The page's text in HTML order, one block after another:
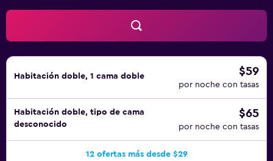
Habitación doble, 1 cama doble $59
por noche con tasas
Habitación doble, tipo de cama
desconocido
$65
por noche con tasas
12 ofertas más desde $29